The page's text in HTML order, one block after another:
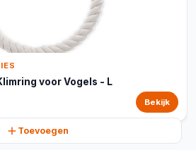
voor Vogels - L
Bekijk
Toevoegen